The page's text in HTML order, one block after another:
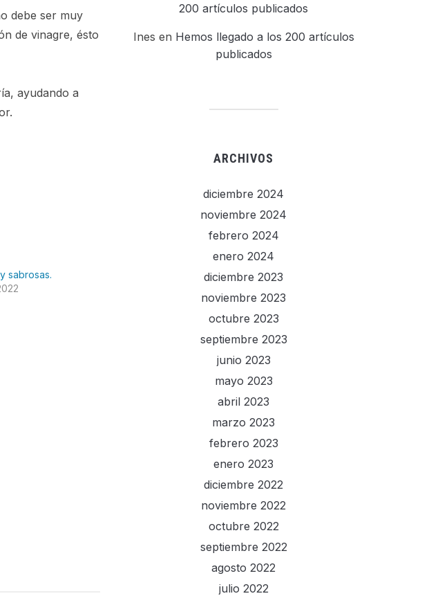
debe ser muy
de vinagre, ésto
ayudando a
sabrosas.
200 artículos publicados
Ines en Hemos llegado a los 200 artículos
publicados
ARCHIVOS
diciembre 2024
noviembre 2024
febrero 2024
enero 2024
diciembre 2023
noviembre 2023
octubre 2023
septiembre 2023
junio 2023
mayo 2023
abril 2023
marzo 2023
febrero 2023
enero 2023
diciembre 2022
noviembre 2022
octubre 2022
septiembre 2022
agosto 2022
julio 2022